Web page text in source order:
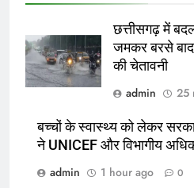
छत्तीसगढ़ में
जमकर बरसे
की चेतावनी
admin
25
बच्चों के स्वास्थ्य को लेकर
ने UNICEF और विभागीय
admin
1 hour ago 0